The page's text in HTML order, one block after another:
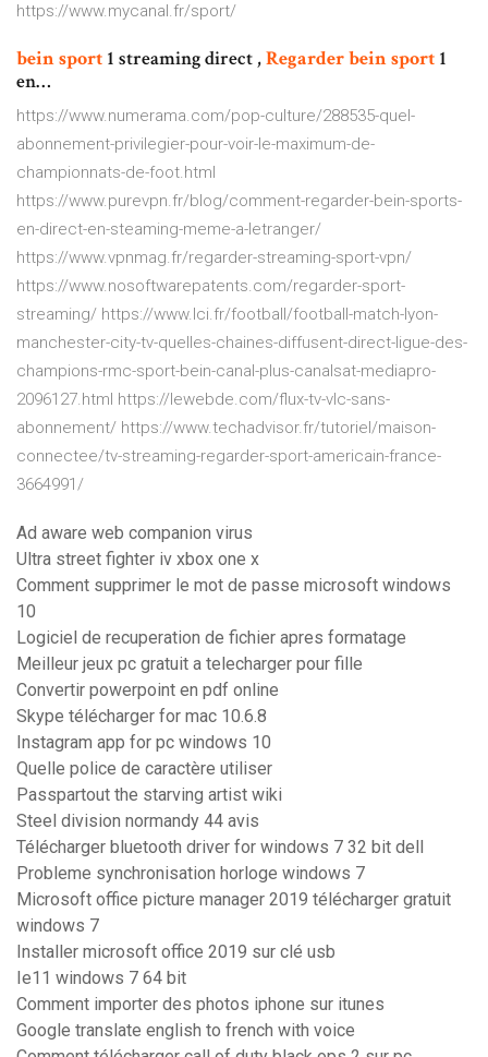
https://www.mycanal.fr/sport/
beinsport 1 streaming direct ,Regarderbeinsport 1
en…
https://www.numerama.com/pop-culture/288535-quel-
abonnement-privilegier-pour-voir-le-maximum-de-
championnats-de-foot.html
https://www.purevpn.fr/blog/comment-regarder-bein-sports-
en-direct-en-steaming-meme-a-letranger/
https://www.vpnmag.fr/regarder-streaming-sport-vpn/
https://www.nosoftwarepatents.com/regarder-sport-
streaming/ https://www.lci.fr/football/football-match-lyon-
manchester-city-tv-quelles-chaines-diffusent-direct-ligue-des-
champions-rmc-sport-bein-canal-plus-canalsat-mediapro-
2096127.html https://lewebde.com/flux-tv-vlc-sans-
abonnement/ https://www.techadvisor.fr/tutoriel/maison-
connectee/tv-streaming-regarder-sport-americain-france-
3664991/
Ad aware web companion virus
Ultra street fighter iv xbox one x
Comment supprimer le mot de passe microsoft windows
10
Logiciel de recuperation de fichier apres formatage
Meilleur jeux pc gratuit a telecharger pour fille
Convertir powerpoint en pdf online
Skype télécharger for mac 10.6.8
Instagram app for pc windows 10
Quelle police de caractère utiliser
Passpartout the starving artist wiki
Steel division normandy 44 avis
Télécharger bluetooth driver for windows 7 32 bit dell
Probleme synchronisation horloge windows 7
Microsoft office picture manager 2019 télécharger gratuit
windows 7
Installer microsoft office 2019 sur clé usb
Ie11 windows 7 64 bit
Comment importer des photos iphone sur itunes
Google translate english to french with voice